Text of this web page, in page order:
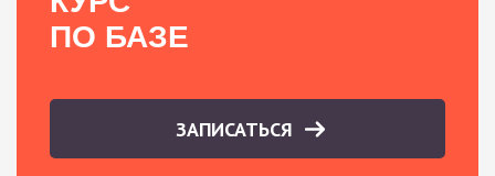
ПО БАЗЕ
ЗАПИСАТЬСЯ